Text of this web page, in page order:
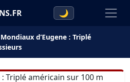
🌙
Mondiaux d’Eugene : Triplé